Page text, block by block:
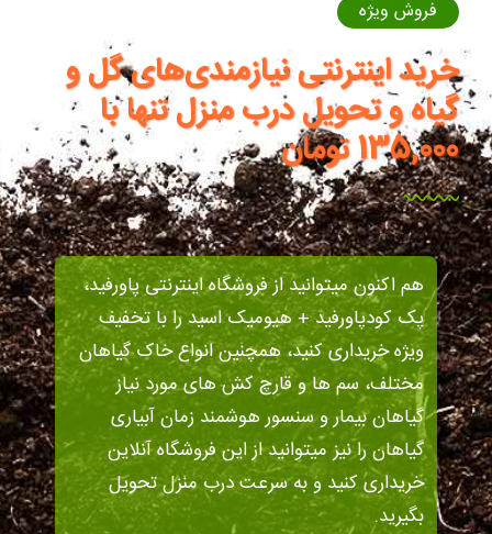
فروش ویژه
خرید اینترنتی نیازمندی‌های گل و
گیاه و تحویل درب منزل تنها با
135,000 تومان
هم اکنون میتوانید از فروشگاه اینترنتی پاورفید،
پک کودپاورفید + هیومیک اسید را با تخفیف
ویژه خریداری کنید، همچنین انواع خاک گیاهان
مختلف، سم ها و قارچ کش های مورد نیاز
گیاهان بیمار و سنسور هوشمند زمان آبیاری
گیاهان را نیز میتوانید از این فروشگاه آنلاین
خریداری کنید و به سرعت درب منزل تحویل
بگیرید.